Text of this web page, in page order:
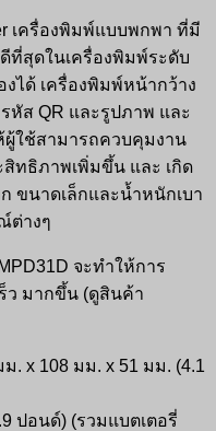
เครื่องพิมพ์แบบพกพา ที่มี
ที่สุดในเครื่องพิมพ์ระดับ
ได้ เครื่องพิมพ์หน้ากว้าง
หัส QR และรูปภาพ และ
ใช้สามารถควบคุมงาน
ทธิภาพเพิ่มขึ้น และ เกิด
ขนาดเล็กและน้ำหนักเบา
ต่างๆ
จะทำให้การ
ว มากขึ้น (ดูสินค้า
. x 108 มม. x 51 มม. (4.1
ปอนด์) (รวมแบตเตอรี่